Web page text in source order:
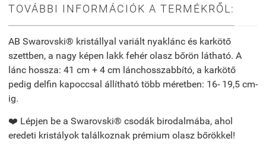
TOVÁBBI INFORMÁCIÓK A TERMÉKRŐL:
AB Swarovski® kristállyal variált nyaklánc és karkötő
szettben, a nagy képen lakk fehér olasz bőrön látható. A
lánc hossza: 41 cm + 4 cm lánchosszabbító, a karkötő
pedig delfin kapoccsal állítható több méretben: 16- 19,5 cm-
ig.
❤️ Lépjen be a Swarovski® csodák birodalmába, ahol
eredeti kristályok találkoznak prémium olasz bőrökkel!